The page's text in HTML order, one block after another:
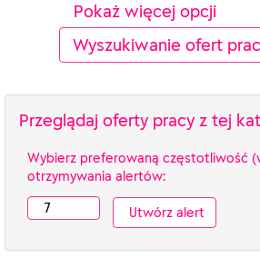
Pokaż więcej opcji
Przeglądaj oferty pracy z tej
Wybierz preferowaną częstotliwość
otrzymywania alertów: